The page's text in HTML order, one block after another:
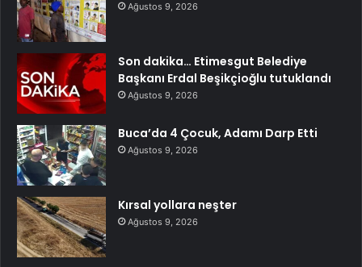
Ağustos 9, 2026
Son dakika… Etimesgut Belediye
Başkanı Erdal Beşikçioğlu tutuklandı
Ağustos 9, 2026
Buca’da 4 Çocuk, Adamı Darp Etti
Ağustos 9, 2026
Kırsal yollara neşter
Ağustos 9, 2026